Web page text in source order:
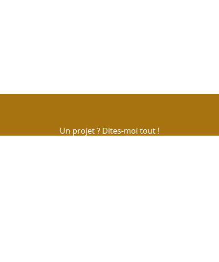
Un projet ? Dites-moi tout !